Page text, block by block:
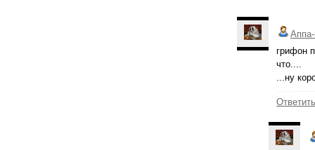
грифон
что....
...ну
Ответить